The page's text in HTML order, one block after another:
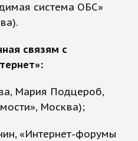
система ОБС»
связям с
Мария Подцероб,
Москва);
«Интернет-форумы